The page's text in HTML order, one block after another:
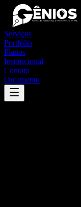
Serviços
Portfólio
Planos
Institucional
Contato
Orçamento